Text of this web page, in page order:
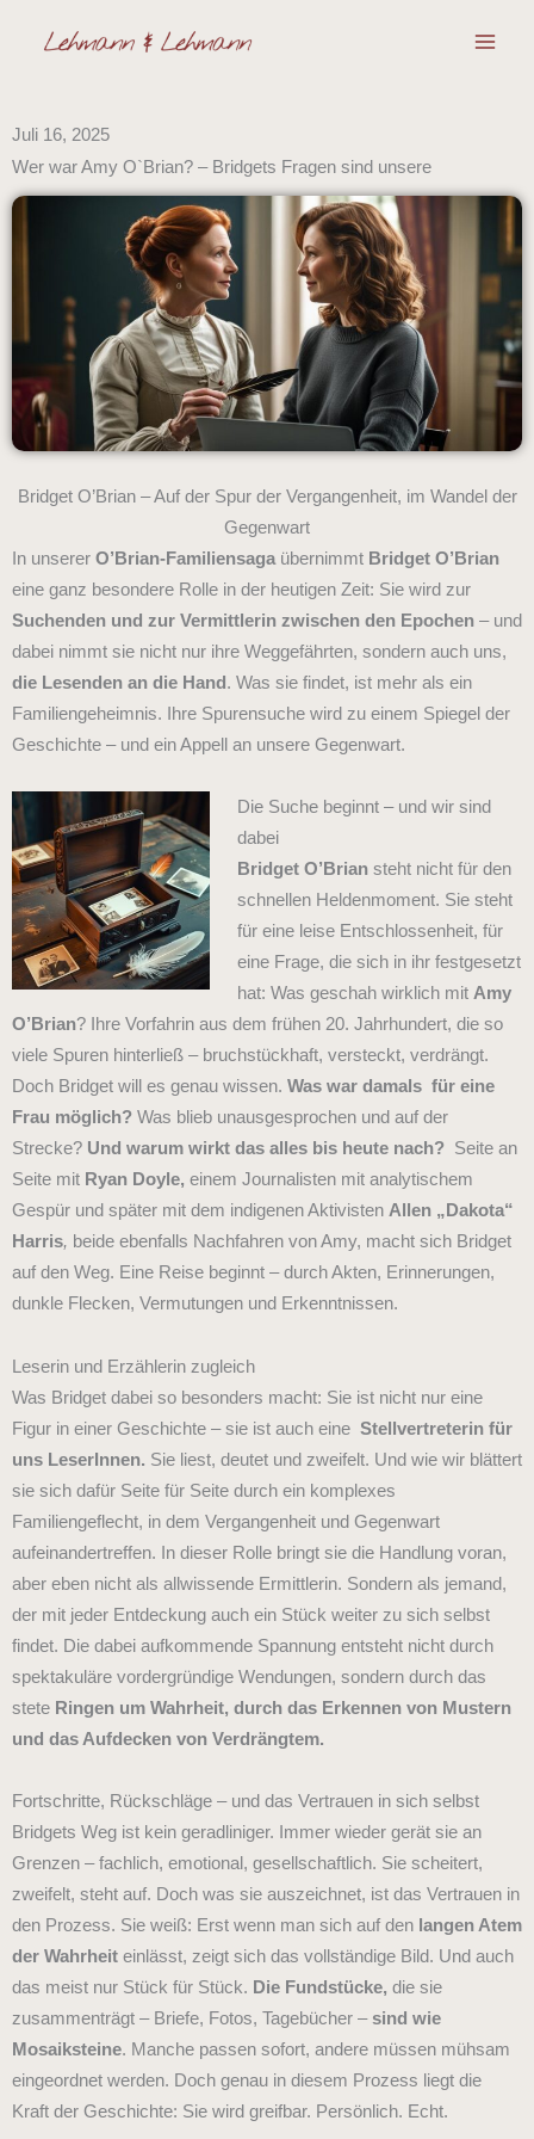
Juli 16, 2025
Wer war Amy O`Brian? – Bridgets Fragen sind unsere
Bridget O’Brian – Auf der Spur der Vergangenheit, im Wandel der
Gegenwart
In unserer O’Brian-Familiensaga übernimmt Bridget O’Brian
eine ganz besondere Rolle in der heutigen Zeit: Sie wird zur
Suchenden und zur Vermittlerin zwischen den Epochen – und
dabei nimmt sie nicht nur ihre Weggefährten, sondern auch uns,
die Lesenden an die Hand. Was sie findet, ist mehr als ein
Familiengeheimnis. Ihre Spurensuche wird zu einem Spiegel der
Geschichte – und ein Appell an unsere Gegenwart.
Die Suche beginnt – und wir sind
dabei
Bridget O’Briansteht nicht für den
schnellen Heldenmoment. Sie steht
für eine leise Entschlossenheit, für
eine Frage, die sich in ihr festgesetzt
hat: Was geschah wirklich mit Amy
O’Brian? Ihre Vorfahrin aus dem frühen 20. Jahrhundert, die so
viele Spuren hinterließ – bruchstückhaft, versteckt, verdrängt.
Doch Bridget will es genau wissen. Was war damals für eine
Frau möglich? Was blieb unausgesprochen und auf der
Strecke? Und warum wirkt das alles bis heute nach? Seite an
Seite mit Ryan Doyle, einem Journalisten mit analytischem
Gespür und später mit dem indigenen Aktivisten Allen „Dakota“
Harris, beide ebenfalls Nachfahren von Amy, macht sich Bridget
auf den Weg. Eine Reise beginnt – durch Akten, Erinnerungen,
dunkle Flecken, Vermutungen und Erkenntnissen.
Leserin und Erzählerin zugleich
Was Bridget dabei so besonders macht: Sie ist nicht nur eine
Figur in einer Geschichte – sie ist auch eine Stellvertreterin für
uns LeserInnen. Sie liest, deutet und zweifelt. Und wie wir blättert
sie sich dafür Seite für Seite durch ein komplexes
Familiengeflecht, in dem Vergangenheit und Gegenwart
aufeinandertreffen. In dieser Rolle bringt sie die Handlung voran,
aber eben nicht als allwissende Ermittlerin. Sondern als jemand,
der mit jeder Entdeckung auch ein Stück weiter zu sich selbst
findet. Die dabei aufkommende Spannung entsteht nicht durch
spektakuläre vordergründige Wendungen, sondern durch das
stete Ringen um Wahrheit, durch das Erkennen von Mustern
und das Aufdecken von Verdrängtem.
Fortschritte, Rückschläge – und das Vertrauen in sich selbst
Bridgets Weg ist kein geradliniger. Immer wieder gerät sie an
Grenzen – fachlich, emotional, gesellschaftlich. Sie scheitert,
zweifelt, steht auf. Doch was sie auszeichnet, ist das Vertrauen in
den Prozess. Sie weiß: Erst wenn man sich auf den langen Atem
der Wahrheit einlässt, zeigt sich das vollständige Bild. Und auch
das meist nur Stück für Stück. Die Fundstücke, die sie
zusammenträgt – Briefe, Fotos, Tagebücher –sind wie
Mosaiksteine. Manche passen sofort, andere müssen mühsam
eingeordnet werden. Doch genau in diesem Prozess liegt die
Kraft der Geschichte: Sie wird greifbar. Persönlich. Echt.